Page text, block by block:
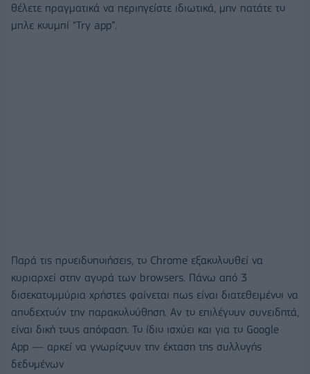
θέλετε πραγματικά να περιηγείστε ιδιωτικά, μην πατάτε το
μπλε κουμπί “Try app”.
Παρά τις προειδοποιήσεις, το Chrome εξακολουθεί να
κυριαρχεί στην αγορά των browsers. Πάνω από 3
δισεκατομμύρια χρήστες φαίνεται πως είναι διατεθειμένοι να
αποδεχτούν την παρακολούθηση. Αν το επιλέγουν συνειδητά,
είναι δική τους απόφαση. Το ίδιο ισχύει και για το Google
App — αρκεί να γνωρίζουν την έκταση της συλλογής
δεδομένων